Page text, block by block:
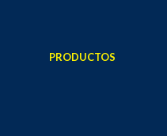
PRODUCTOS